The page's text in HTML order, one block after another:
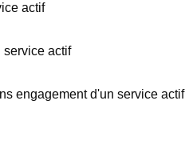
actif
service actif
engagement d'un service actif